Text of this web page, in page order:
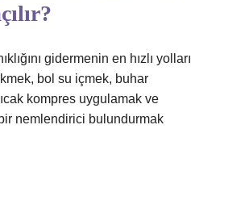
gidermenin en hızlı yolları
bol su içmek, buhar
kompres uygulamak ve
nemlendirici bulundurmak